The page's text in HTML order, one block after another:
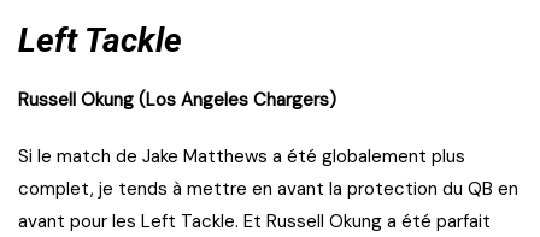
Left Tackle
Russell Okung (Los Angeles Chargers)
Si le match de Jake Matthews a été globalement plus
complet, je tends à mettre en avant la protection du QB en
avant pour les Left Tackle. Et Russell Okung a été parfait